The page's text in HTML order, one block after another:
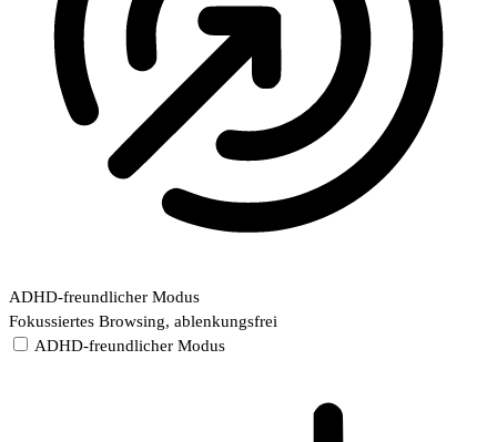
ADHD-freundlicher Modus
Fokussiertes Browsing, ablenkungsfrei
ADHD-freundlicher Modus